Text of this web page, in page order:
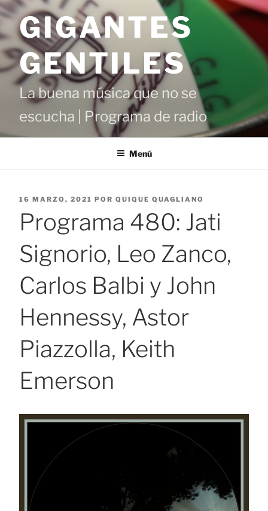
Saltar
contenido
GIGANTES
GENTILES
La buena música que no se
escucha | Programa de radio
Menú
PUBLICADO
16 MARZO, 2021 POR QUIQUE QUAGLIANO
Programa 480: Jati
Signorio, Leo Zanco,
Carlos Balbi y John
Hennessy, Astor
Piazzolla, Keith
Emerson